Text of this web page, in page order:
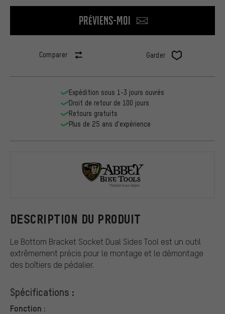
Préviens-moi
Comparer Garder
DESCRIPTION DU PRODUIT
Le Bottom Bracket Socket Dual Sides Tool est un outil
extrêmement précis pour le montage et le démontage
des boîtiers de pédalier.
Spécifications :
Fonction :
Expédition sous 1-3 jours ouvrés
Droit de retour de 100 jours
Retours gratuits
Plus de 25 ans d'expérience